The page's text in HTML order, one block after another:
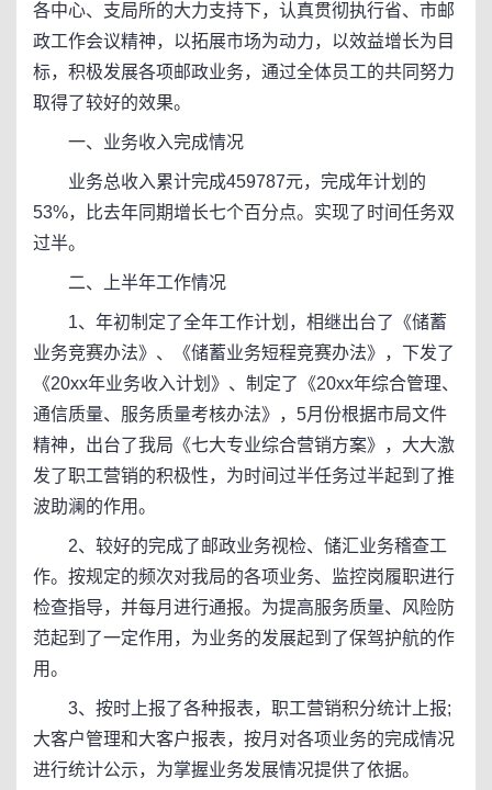
各中心、支局所的大力支持下，认真贯彻执行省、市邮
政工作会议精神，以拓展市场为动力，以效益增长为目
标，积极发展各项邮政业务，通过全体员工的共同努力
取得了较好的效果。
一、业务收入完成情况
业务总收入累计完成459787元，完成年计划的
53%，比去年同期增长七个百分点。实现了时间任务双
过半。
二、上半年工作情况
1、年初制定了全年工作计划，相继出台了《储蓄
业务竞赛办法》、《储蓄业务短程竞赛办法》，下发了
《20xx年业务收入计划》、制定了《20xx年综合管理、
通信质量、服务质量考核办法》，5月份根据市局文件
精神，出台了我局《七大专业综合营销方案》，大大激
发了职工营销的积极性，为时间过半任务过半起到了推
波助澜的作用。
2、较好的完成了邮政业务视检、储汇业务稽查工
作。按规定的频次对我局的各项业务、监控岗履职进行
检查指导，并每月进行通报。为提高服务质量、风险防
范起到了一定作用，为业务的发展起到了保驾护航的作
用。
3、按时上报了各种报表，职工营销积分统计上报;
大客户管理和大客户报表，按月对各项业务的完成情况
进行统计公示，为掌握业务发展情况提供了依据。